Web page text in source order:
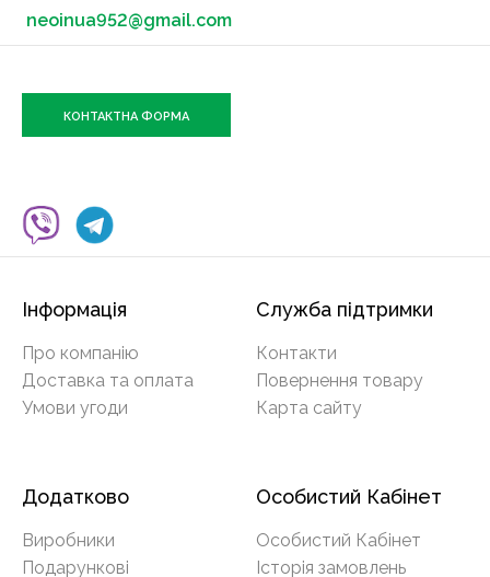
neoinua952@gmail.com
КОНТАКТНА ФОРМА
Інформація
Про компанію
Доставка та оплата
Умови угоди
Служба підтримки
Контакти
Повернення товару
Карта сайту
Додатково
Виробники
Подарункові
Особистий Кабінет
Особистий Кабінет
Історія замовлень